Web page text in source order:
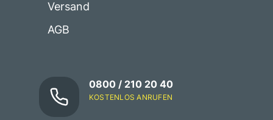
Versand
AGB
0800 / 210 20 40
KOSTENLOS ANRUFEN